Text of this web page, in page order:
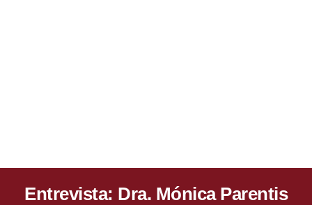
Entrevista: Dra. Mónica Parentis